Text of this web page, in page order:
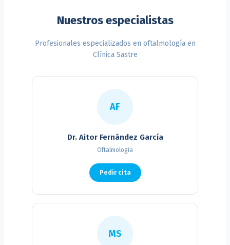
Nuestros especialistas
Profesionales especializados en oftalmología en
Clínica Sastre
AF
Dr. Aitor Fernández García
Oftalmología
Pedir cita
MS